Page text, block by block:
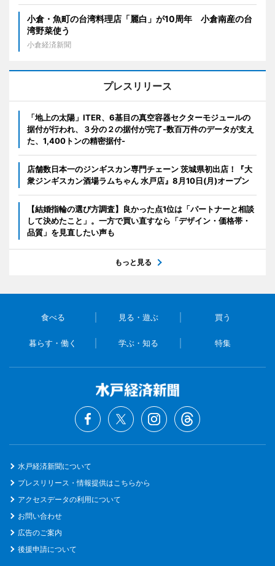
小倉・魚町の台湾料理店「麗白」が10周年 小倉南産の台
湾野菜使う
小倉経済新聞
プレスリリース
「地上の太陽」ITER、6基目の真空容器セクターモジュールの
据付が行われ、３分の２の据付が完了-数百万件のデータが支え
た、1,400トンの精密据付-
店舗数日本一のジンギスカン専門チェーン 茨城県初出店！『大
衆ジンギスカン酒場ラムちゃん 水戸店』8月10日(月)オープン
【結婚指輪の選び方調査】良かった点1位は「パートナーと相談
して決めたこと」。一方で買い直すなら「デザイン・価格帯・
品質」を見直したい声も
もっと見る
食べる 見る・遊ぶ 買う
暮らす・働く 学ぶ・知る 特集
水戸経済新聞について
プレスリリース・情報提供はこちらから
アクセスデータの利用について
お問い合わせ
広告のご案内
後援申請について